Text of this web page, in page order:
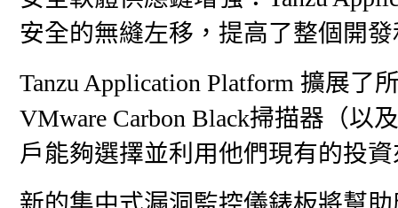
安全的無縫左移，提高了整個開
Tanzu Application Platform 擴展
VMware Carbon Black掃描器（以
戶能夠選擇並利用他們現有的投